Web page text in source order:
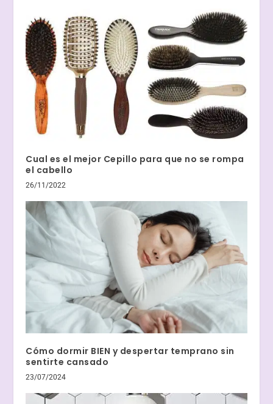
Cual es el mejor Cepillo para que no se rompa
el cabello
26/11/2022
Cómo dormir BIEN y despertar temprano sin
sentirte cansado
23/07/2024